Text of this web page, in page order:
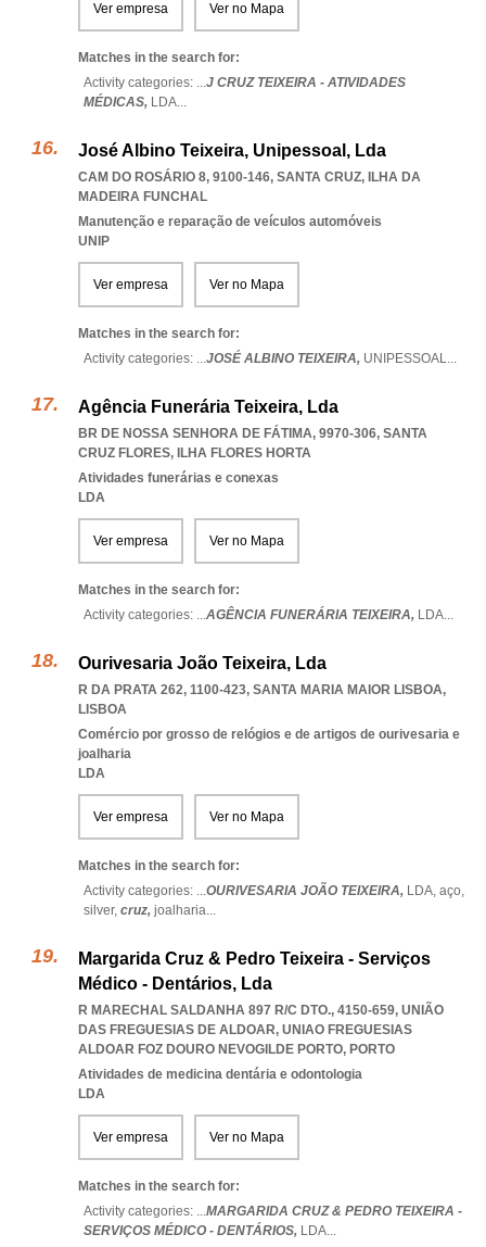
Ver empresa Ver no Mapa
Matches in the search for:
Activity categories: ...J CRUZ TEIXEIRA - ATIVIDADES
MÉDICAS, LDA...
José Albino Teixeira, Unipessoal, Lda
CAM DO ROSÁRIO 8, 9100-146, SANTA CRUZ, ILHA DA
MADEIRA FUNCHAL
Manutenção e reparação de veículos automóveis
UNIP
Ver empresa Ver no Mapa
Matches in the search for:
Activity categories: ...JOSÉ ALBINO TEIXEIRA, UNIPESSOAL...
Agência Funerária Teixeira, Lda
BR DE NOSSA SENHORA DE FÁTIMA, 9970-306, SANTA
CRUZ FLORES, ILHA FLORES HORTA
Atividades funerárias e conexas
LDA
Ver empresa Ver no Mapa
Matches in the search for:
Activity categories: ...AGÊNCIA FUNERÁRIA TEIXEIRA, LDA...
Ourivesaria João Teixeira, Lda
R DA PRATA 262, 1100-423, SANTA MARIA MAIOR LISBOA,
LISBOA
Comércio por grosso de relógios e de artigos de ourivesaria e
joalharia
LDA
Ver empresa Ver no Mapa
Matches in the search for:
Activity categories: ...OURIVESARIA JOÃO TEIXEIRA, LDA, aço,
silver, cruz, joalharia...
Margarida Cruz & Pedro Teixeira - Serviços
Médico - Dentários, Lda
R MARECHAL SALDANHA 897 R/C DTO., 4150-659, UNIÃO
DAS FREGUESIAS DE ALDOAR, UNIAO FREGUESIAS
ALDOAR FOZ DOURO NEVOGILDE PORTO, PORTO
Atividades de medicina dentária e odontologia
LDA
Ver empresa Ver no Mapa
Matches in the search for:
Activity categories: ...MARGARIDA CRUZ & PEDRO TEIXEIRA -
SERVIÇOS MÉDICO - DENTÁRIOS, LDA...